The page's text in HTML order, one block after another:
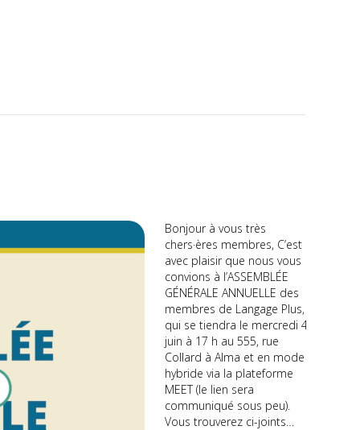
Bonjour à vous très
chers·ères membres, C’est
avec plaisir que nous vous
convions à l’ASSEMBLÉE
GÉNÉRALE ANNUELLE des
membres de Langage Plus,
qui se tiendra le mercredi 4
juin à 17 h au 555, rue
Collard à Alma et en mode
hybride via la plateforme
MEET (le lien sera
communiqué sous peu).
Vous trouverez ci-joints…